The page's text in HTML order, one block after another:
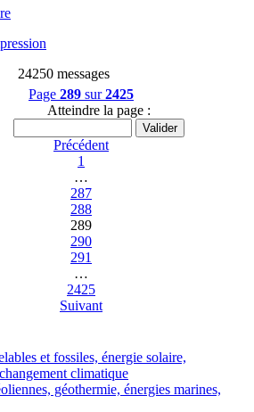
24250 messages
Page 289 sur2425
Atteindre la page :
Précédent
1
…
287
288
289
290
291
…
2425
Suivant
et fossiles, énergie solaire,
climatique
géothermie, énergies marines,